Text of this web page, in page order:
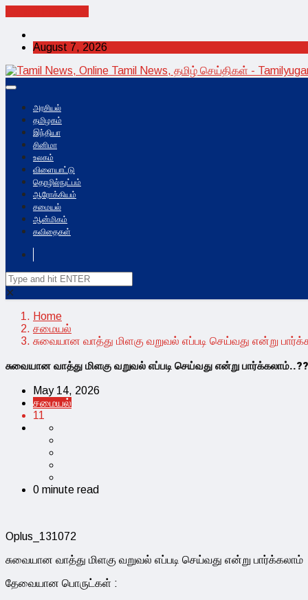
August 7, 2026
அரசியல்
தமிழகம்
இந்தியா
சினிமா
உலகம்
விளையாட்டு
தொழில்நுட்பம்
ஆரோக்கியம்
சமையல்
ஆன்மிகம்
கவிதைகள்
✕
Home
சமையல்
சுவையான வாத்து மிளகு வறுவல் எப்படி செய்வது என்று
சுவையான வாத்து மிளகு வறுவல் எப்படி செய்வது என்று பார்க்கலாம்..??
May 14, 2026
சமையல்
11
0 minute read
Oplus_131072
சுவையான வாத்து மிளகு வறுவல் எப்படி செய்வது என்று பார்க்கலாம்
தேவையான பொருட்கள் :